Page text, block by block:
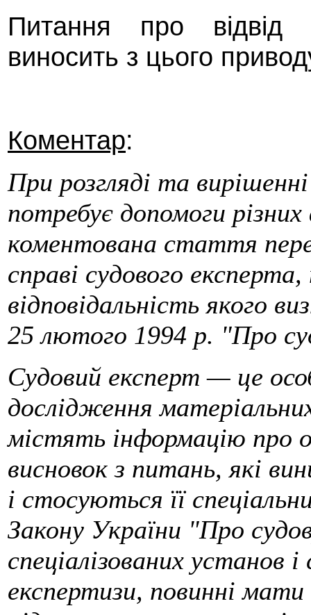
Питання про відвід
виносить з цього
Коментар:
При розгляді та
потребує допомоги різних
коментована стаття
справі судового
відповідальність якого
25 лютого 1994 р. "Про
Судовий експерт — це
дослідження
містять інформацію про
висновок з питань, які
і стосуються її
Закону України "Про
спеціалізованих установ
експертизи, повинні